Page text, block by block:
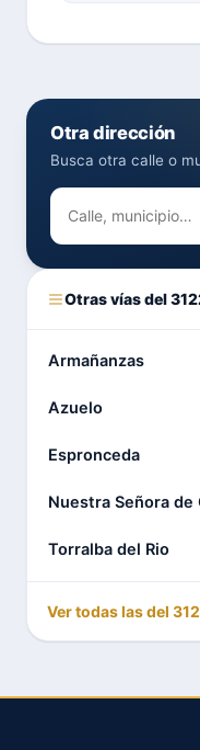
Otra dirección
Busca otra calle o
Otras vías del
Armañanzas
Azuelo
Espronceda
Nuestra Señora de
Torralba del Rio
Ver todas las del